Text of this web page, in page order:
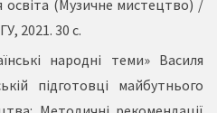
освіта (Музичне мистецтво) /
2021. 30 с.
народні теми» Василя
підготовці майбутнього